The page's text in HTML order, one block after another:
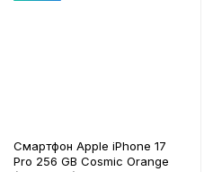
Смартфон Apple iPhone 17
Pro 256 GB Cosmic Orange